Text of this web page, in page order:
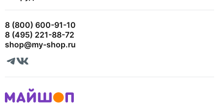
8 (800) 600-91-10
8 (495) 221-88-72
shop@my-shop.ru